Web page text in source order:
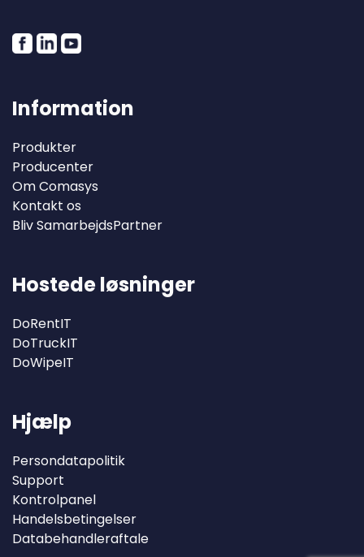
Information
Produkter
Producenter
Om Comasys
Kontakt os
Bliv SamarbejdsPartner
Hostede løsninger
DoRentIT
DoTruckIT
DoWipeIT
Hjælp
Persondatapolitik
Support
Kontrolpanel
Handelsbetingelser
Databehandleraftale